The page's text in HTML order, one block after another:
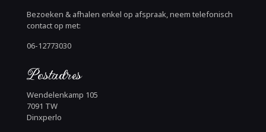
Bezoeken & afhalen enkel op afspraak, neem telefonisch
contact op met:
06-12773030
Postadres
Wendelenkamp 105
7091 TW
Dinxperlo